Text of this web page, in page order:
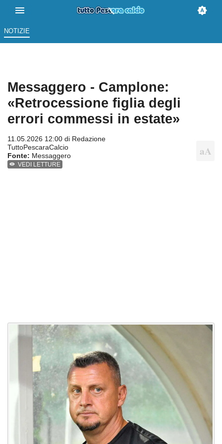
NOTIZIE
Messaggero - Camplone:
«Retrocessione figlia degli
errori commessi in estate»
11.05.2026 12:00 di Redazione
TuttoPescaraCalcio
Fonte: Messaggero
VEDI LETTURE